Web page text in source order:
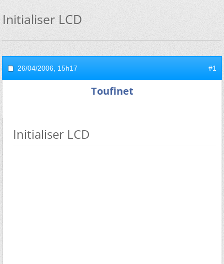
Initialiser LCD
26/04/2006, 15h17 #1
Toufinet
Initialiser LCD